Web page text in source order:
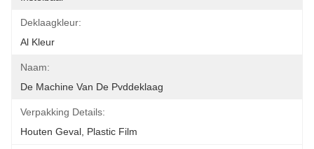
Deklaagkleur:
Al Kleur
Naam:
De Machine Van De Pvddeklaag
Verpakking Details:
Houten Geval, Plastic Film